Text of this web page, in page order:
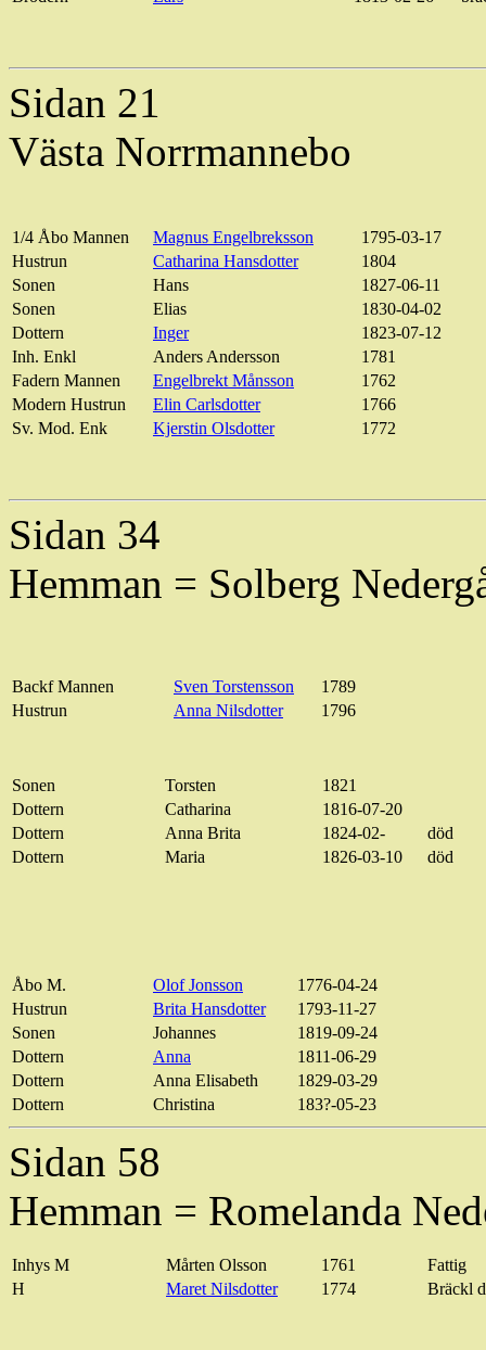
Sidan 21
Västa Norrmannebo
1/4 Åbo Mannen Magnus Engelbreksson
1795-03-17
Hustrun
Catharina Hansdotter
1804
Sonen
Hans
1827-06-11
Sonen
Elias
1830-04-02
Dottern
Inger
1823-07-12
Inh. Enkl Anders Andersson
1781
Fadern Mannen
Engelbrekt Månsson
1762
Modern Hustrun
Elin Carlsdotter
1766
Sv. Mod. Enk Kjerstin Olsdotter 1772
Sidan 34
Hemman = Solberg
BackfMannen Sven Torstensson
1789
Hustrun
Anna Nilsdotter 1796
Sonen Torsten
1821
Dottern
Catharina
1816-07-20
Dottern
Anna Brita 1824-02-
död
Dottern
Maria 1826-03-10 död
Åbo M. Olof Jonsson
1776-04-24
Hustrun
Brita Hansdotter
1793-11-27
Sonen
Johannes
1819-09-24
Dottern
Anna
1811-06-29
Dottern
Anna Elisabeth
1829-03-29
Dottern
Christina 183?-05-23
Sidan 58
Hemman = Romelanda
Inhys M Mårten Olsson 1761
Fattig
H
MaretNilsdotter 1774 Bräckl